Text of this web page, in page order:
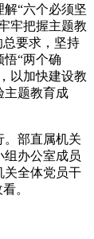
“六个必须坚
牢把握主题教
总要求，坚持
“两个确
以加快建设教
主题教育成
部直属机关
组办公室成员
关全体党员干
。